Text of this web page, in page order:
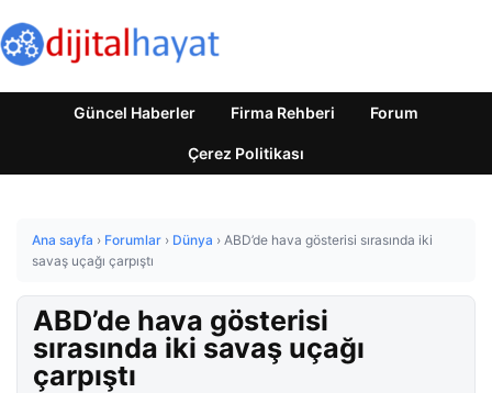
Güncel Haberler Firma Rehberi Forum
Çerez Politikası
Ana sayfa › Forumlar › Dünya › ABD’de hava gösterisi sırasında iki
savaş uçağı çarpıştı
ABD’de hava gösterisi
sırasında iki savaş uçağı
çarpıştı